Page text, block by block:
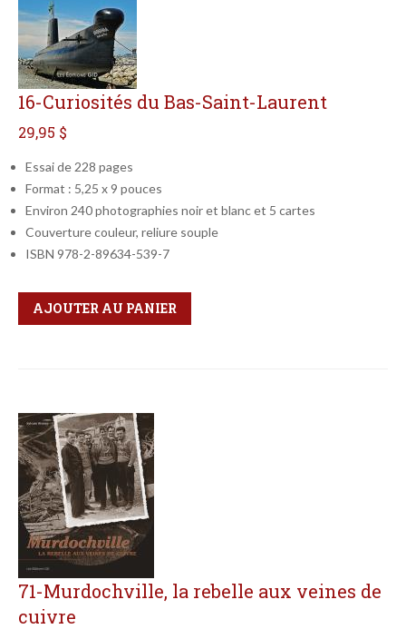
16-Curiosités du Bas-Saint-Laurent
29,95 $
Essai de 228 pages
Format : 5,25 x 9 pouces
Environ 240 photographies noir et blanc et 5 cartes
Couverture couleur, reliure souple
ISBN 978-2-89634-539-7
Qté
Format
AJOUTER AU PANIER
71-Murdochville, la rebelle aux veines de
cuivre